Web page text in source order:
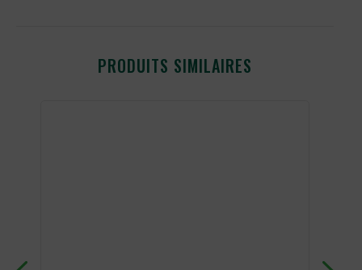
PRODUITS SIMILAIRES